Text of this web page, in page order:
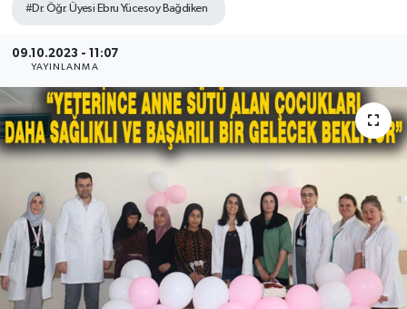
#Dr. Öğr. Üyesi Ebru Yücesoy Bağdiken
09.10.2023 - 11:07
YAYINLANMA